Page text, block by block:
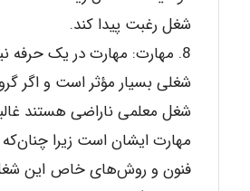
شغل رغبت پیدا کند.
مهارت: مهارت در یک حرفه
شغلی بسیار مؤثر است و اگر
شغل معلمی ناراضی هستند
مهارت ایشان است زیرا چنان‌که
فنون و روش‌های خاص این شغل